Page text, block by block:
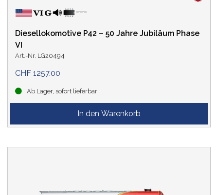
Diesellokomotive P42 – 50 Jahre Jubiläum Phase
VI
Art.-Nr. LG20494
CHF 1257.00
Ab Lager, sofort lieferbar